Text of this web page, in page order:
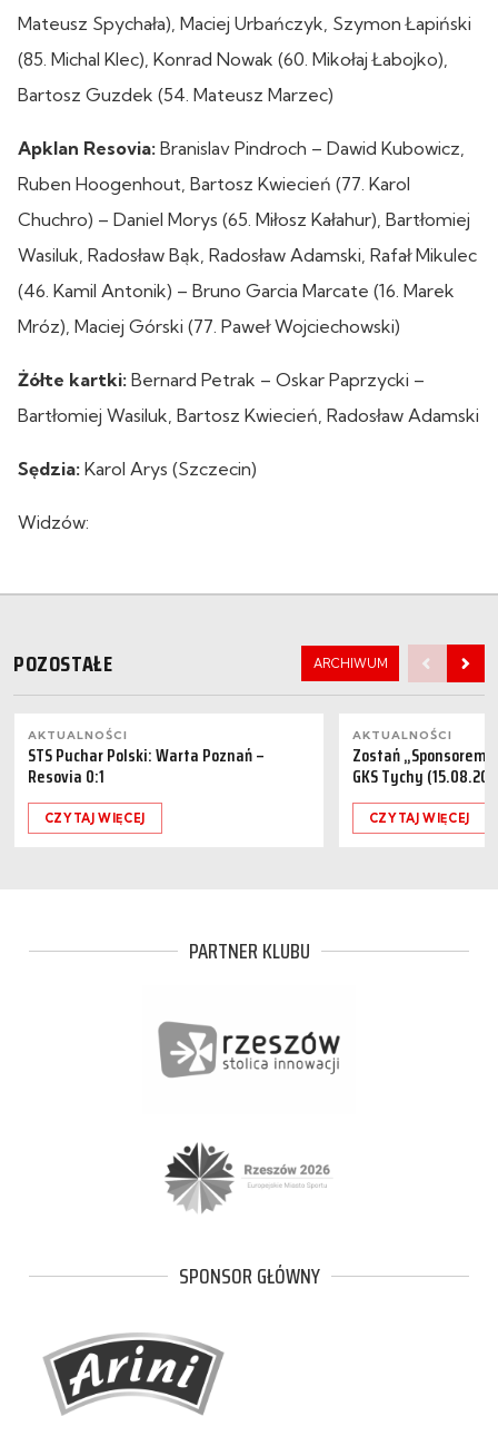
Mateusz Spychała), Maciej Urbańczyk, Szymon Łapiński
(85. Michal Klec), Konrad Nowak (60. Mikołaj Łabojko),
Bartosz Guzdek (54. Mateusz Marzec)
Apklan Resovia: Branislav Pindroch – Dawid Kubowicz,
Ruben Hoogenhout, Bartosz Kwiecień (77. Karol
Chuchro) – Daniel Morys (65. Miłosz Kałahur), Bartłomiej
Wasiluk, Radosław Bąk, Radosław Adamski, Rafał Mikulec
(46. Kamil Antonik) – Bruno Garcia Marcate (16. Marek
Mróz), Maciej Górski (77. Paweł Wojciechowski)
Żółte kartki: Bernard Petrak – Oskar Paprzycki –
Bartłomiej Wasiluk, Bartosz Kwiecień, Radosław Adamski
Sędzia: Karol Arys (Szczecin)
Widzów:
POZOSTAŁE ARCHIWUM
AKTUALNOŚCI
STS Puchar Polski: Warta Poznań –
Resovia 0:1
CZYTAJ WIĘCEJ
AKTUALNOŚCI
Zostań „Sponsorem
GKS Tychy
CZYTAJ WIĘCEJ
PARTNER KLUBU
SPONSOR GŁÓWNY